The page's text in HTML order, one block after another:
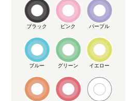
ブラック ピンク パープル
ブルー グリーン イエロー
メーカー提供画像